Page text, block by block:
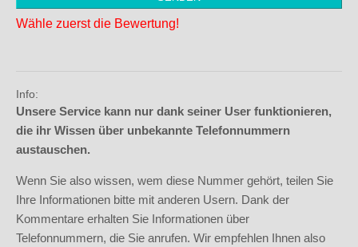
Wähle zuerst die Bewertung!
Info:
Unsere Service kann nur dank seiner User funktionieren,
die ihr Wissen über unbekannte Telefonnummern
austauschen.
Wenn Sie also wissen, wem diese Nummer gehört, teilen Sie
Ihre Informationen bitte mit anderen Usern. Dank der
Kommentare erhalten Sie Informationen über
Telefonnummern, die Sie anrufen. Wir empfehlen Ihnen also